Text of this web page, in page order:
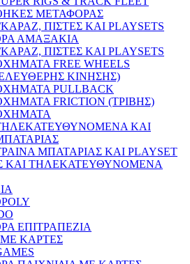
ΜΕΤΑΦΟΡΑΣ
ΠΙΣΤΕΣ ΚΑΙ PLAYSETS
ΑΜΑΞΑΚΙΑ
ΠΙΣΤΕΣ ΚΑΙ PLAYSETS
FREE WHEELS
ΚΙΝΗΣΗΣ)
PULLBACK
FRICTION (ΤΡΙΒΗΣ)
ΚΑΙ
ΜΠΑΤΑΡΙΑΣ ΚΑΙ PLAYSET
ΚΑΙ ΤΗΛΕΚΑΤΕΥΘΥΝΟΜΕΝΑ
ΕΠΙΤΡΑΠΕΖΙΑ
ΜΕ ΚΑΡΤΕΣ